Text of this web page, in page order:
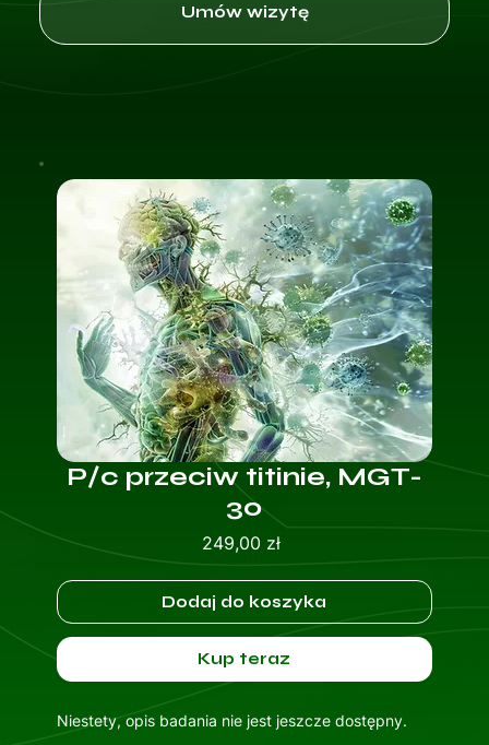
Umów wizytę
P/c przeciw titinie, MGT-
30
249,00 złCena
Dodaj do koszyka
Kup teraz
Niestety, opis badania nie jest jeszcze dostępny.